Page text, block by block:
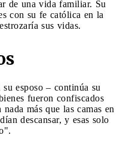
de una vida familiar. Su
con su fe católica en la
sus vidas.
esposo – continúa su
fueron confiscados
más que las camas en
descansar, y esas solo